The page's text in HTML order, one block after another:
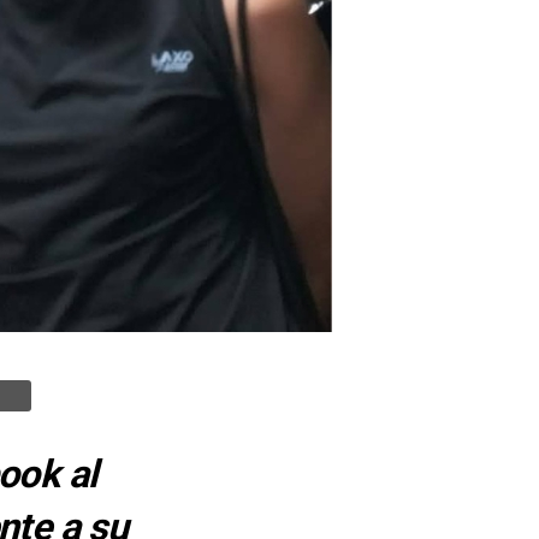
al
a su